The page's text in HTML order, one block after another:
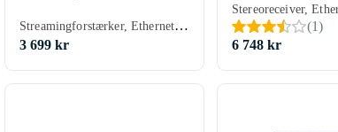
Streamingforstærker, Ethernet, Google Cast/Chromecast, Bluetooth, Multizone (lyd/video flere rum), Indbygget D/A-konverter
3 699 kr
(1)
6 748 kr